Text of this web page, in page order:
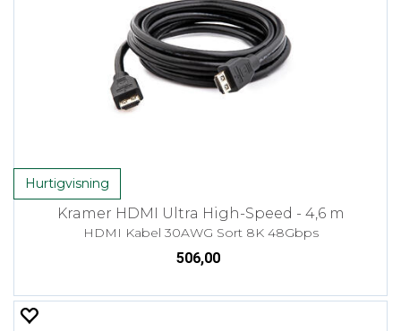
Hurtigvisning
Kramer HDMI Ultra High-Speed - 4,6 m
HDMI Kabel 30AWG Sort 8K 48Gbps
506,00